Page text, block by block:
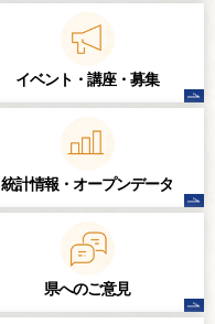
イベント・講座・ 募集
統計情報・ オープンデータ
県へのご意見